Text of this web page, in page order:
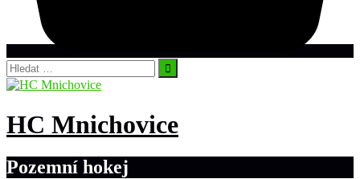
Vyhledávání
HC Mnichovice
Pozemní hokej